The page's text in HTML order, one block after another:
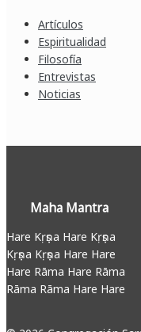
Artículos
Espiritualidad
Filosofía
Entrevistas
Noticias
Maha Mantra
Hare Kṛṣṇa Hare Kṛṣṇa
Kṛṣṇa Kṛṣṇa Hare Hare
Hare Rāma Hare Rāma
Rāma Rāma Hare Hare